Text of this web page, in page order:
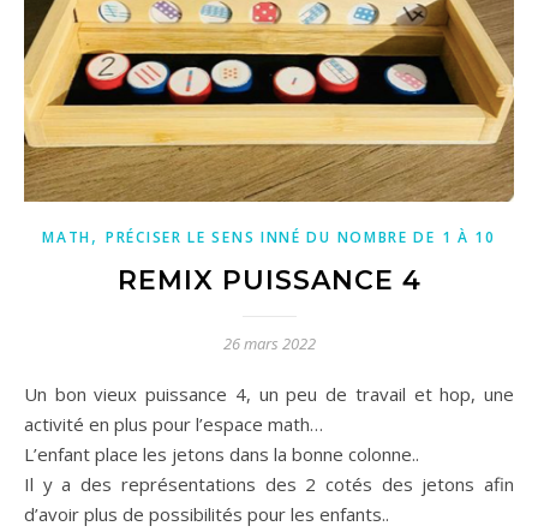
MATH,PRÉCISER LE SENS INNÉ DU NOMBRE DE 1 À 10
REMIX PUISSANCE 4
26 mars 2022
Un bon vieux puissance 4, un peu de travail et hop, une
activité en plus pour l’espace math…
L’enfant place les jetons dans la bonne colonne..
Il y a des représentations des 2 cotés des jetons afin
d’avoir plus de possibilités pour les enfants..